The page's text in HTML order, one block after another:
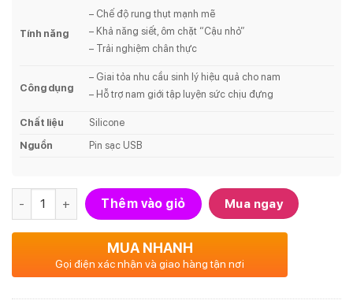
là:
1.440.000₫.
tại
là:
1.200.000₫.
Tính năng
– Chế độ rung thụt mạnh mẽ
– Khả năng siết, ôm chặt “Cậu nhỏ”
– Trải nghiệm chân thực
Công dụng
– Giai tỏa nhu cầu sinh lý hiệu quả cho nam
– Hỗ trợ nam giới tập luyện sức chịu đựng
Chất liệu
Silicone
Nguồn
Pin sạc USB
Số lượng Thêm vào giỏ Mua ngay
MUA NHANH
Gọi điện xác nhận và giao hàng tận nơi